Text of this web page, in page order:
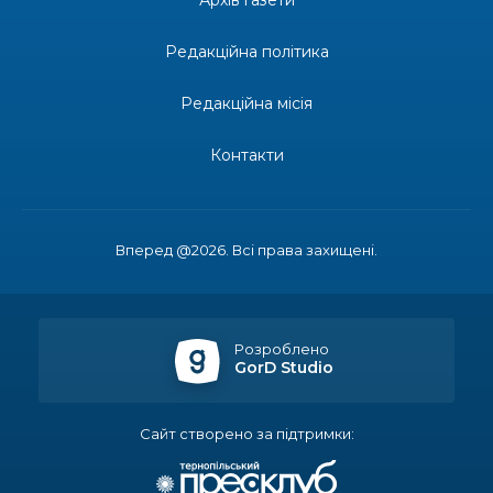
Одна з найяскравіших постатей Бахмута –
Бахмутських медичних працівників привітали з
професійним святом
спецрахунки
Іпотеку для ВПО спростили, але з одним
Перемога бахмутян на фіналі Кубка України з
легкоатлетичних метань
Вперед @2026. Всі права захищені.
Редакційна політика
Редакційна місія
Контакти
Розроблено
GorD Studio
Сайт створено за підтримки: